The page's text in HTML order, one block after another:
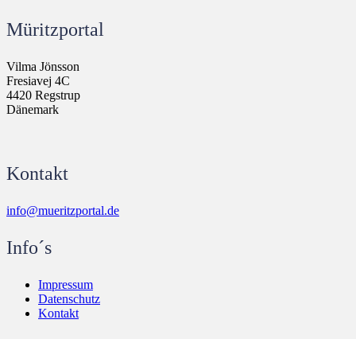
Müritzportal
Vilma Jönsson
Fresiavej 4C
4420 Regstrup
Dänemark
Kontakt
info@mueritzportal.de
Info´s
Impressum
Datenschutz
Kontakt